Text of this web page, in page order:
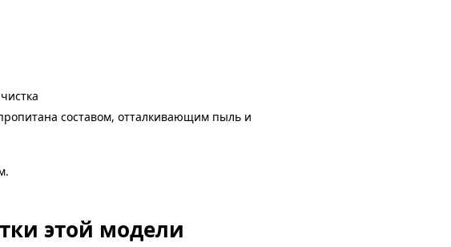
составом, отталкивающим пыль и
этой модели